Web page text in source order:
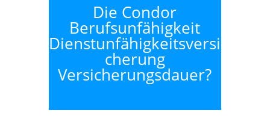
Die Condor
Berufsunfähigkeit
Dienstunfähigkeitsversi
cherung
Versicherungsdauer?